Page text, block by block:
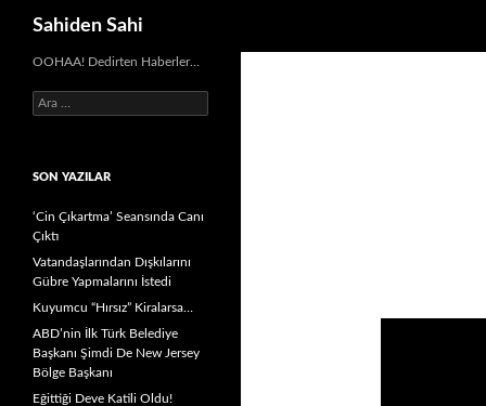
Sahiden Sahi
OOHAA! Dedirten Haberler…
Arama:
SON YAZILAR
‘Cin Çıkartma’ Seansında Canı
Çıktı
Vatandaşlarından Dışkılarını
Gübre Yapmalarını İstedi
Kuyumcu “Hırsız” Kiralarsa…
ABD’nin İlk Türk Belediye
Başkanı Şimdi De New Jersey
Bölge Başkanı
Eğittiği Deve Katili Oldu!